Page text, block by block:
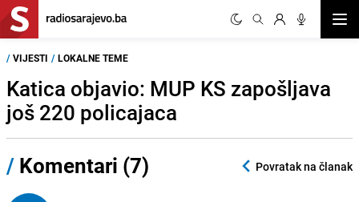
/ VIJESTI / LOKALNE TEME
Katica objavio: MUP KS zapošljava
još 220 policajaca
/ Komentari (7) Povratak na članak